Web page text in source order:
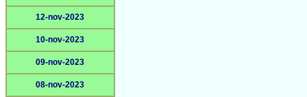
12-nov-2023
10-nov-2023
09-nov-2023
08-nov-2023